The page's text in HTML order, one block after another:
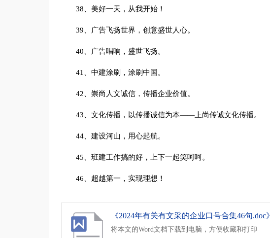
38、美好一天，从我开始！
39、广告飞扬世界，创意盛世人心。
40、广告唱响，盛世飞扬。
41、中建涂刷，涂刷中国。
42、崇尚人文诚信，传播企业价值。
43、文化传播，以传播诚信为本——上尚传诚文化传播。
44、建设河山，用心起航。
45、班建工作搞的好，上下一起笑呵呵。
46、超越第一，实现理想！
《2024年有关有文采的企业口号合集46句.doc》
将本文的Word文档下载到电脑，方便收藏和打印